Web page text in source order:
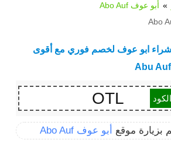
أبو عوف Abo Auf
ابو عوف لخصم فوري مع أقوى
OTL
بزيارة موقع أبو عوف Abo Auf